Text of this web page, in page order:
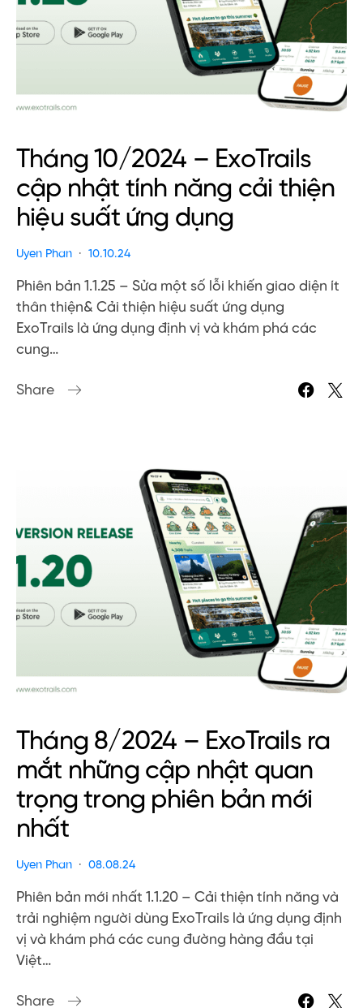
Tháng 10/2024 – ExoTrails
cập nhật tính năng cải thiện
hiệu suất ứng dụng
Uyen Phan 10.10.24
Phiên bản 1.1.25 – Sửa một số lỗi khiến giao diện ít
thân thiện& Cải thiện hiệu suất ứng dụng
ExoTrails là ứng dụng định vị và khám phá các
cung…
Share
Tháng 8/2024 – ExoTrails ra
mắt những cập nhật quan
trọng trong phiên bản mới
nhất
Uyen Phan 08.08.24
Phiên bản mới nhất 1.1.20 – Cải thiện tính năng và
trải nghiệm người dùng ExoTrails là ứng dụng định
vị và khám phá các cung đường hàng đầu tại
Việt…
Share